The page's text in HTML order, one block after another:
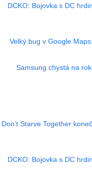
DCKO: Bojovka s DC
Velký bug v Google
Samsung chystá na
Don’t Starve Together
DCKO: Bojovka s DC